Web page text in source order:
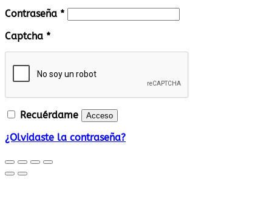
Contraseña *Obligatorio
Captcha *
Recuérdame Acceso
¿Olvidaste la contraseña?